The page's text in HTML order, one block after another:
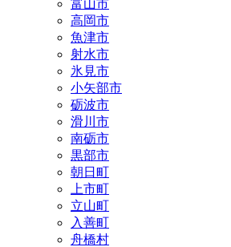
富山市
高岡市
魚津市
射水市
氷見市
小矢部市
砺波市
滑川市
南砺市
黒部市
朝日町
上市町
立山町
入善町
舟橋村